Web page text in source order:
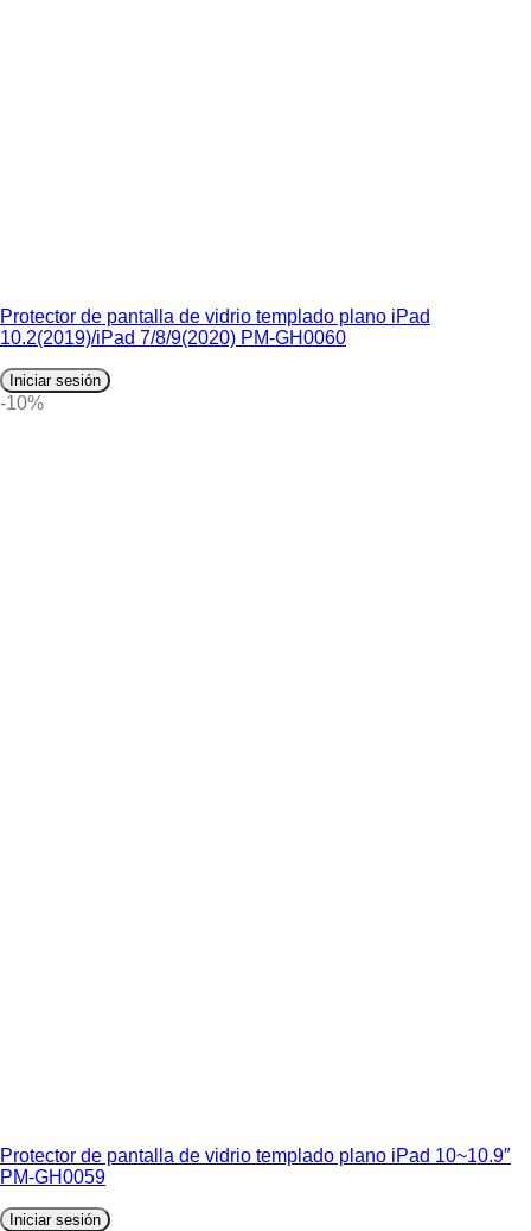
Protector de pantalla de vidrio templado plano iPad
10.2(2019)/iPad 7/8/9(2020) PM-GH0060
Iniciar sesión
-10%
Protector de pantalla de vidrio templado plano iPad 10~10.9″
PM-GH0059
Iniciar sesión